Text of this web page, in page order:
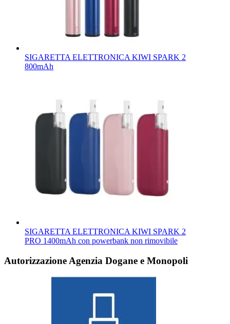
SIGARETTA ELETTRONICA KIWI SPARK 2
800mAh
SIGARETTA ELETTRONICA KIWI SPARK 2
PRO 1400mAh con powerbank non rimovibile
Autorizzazione Agenzia Dogane e Monopoli